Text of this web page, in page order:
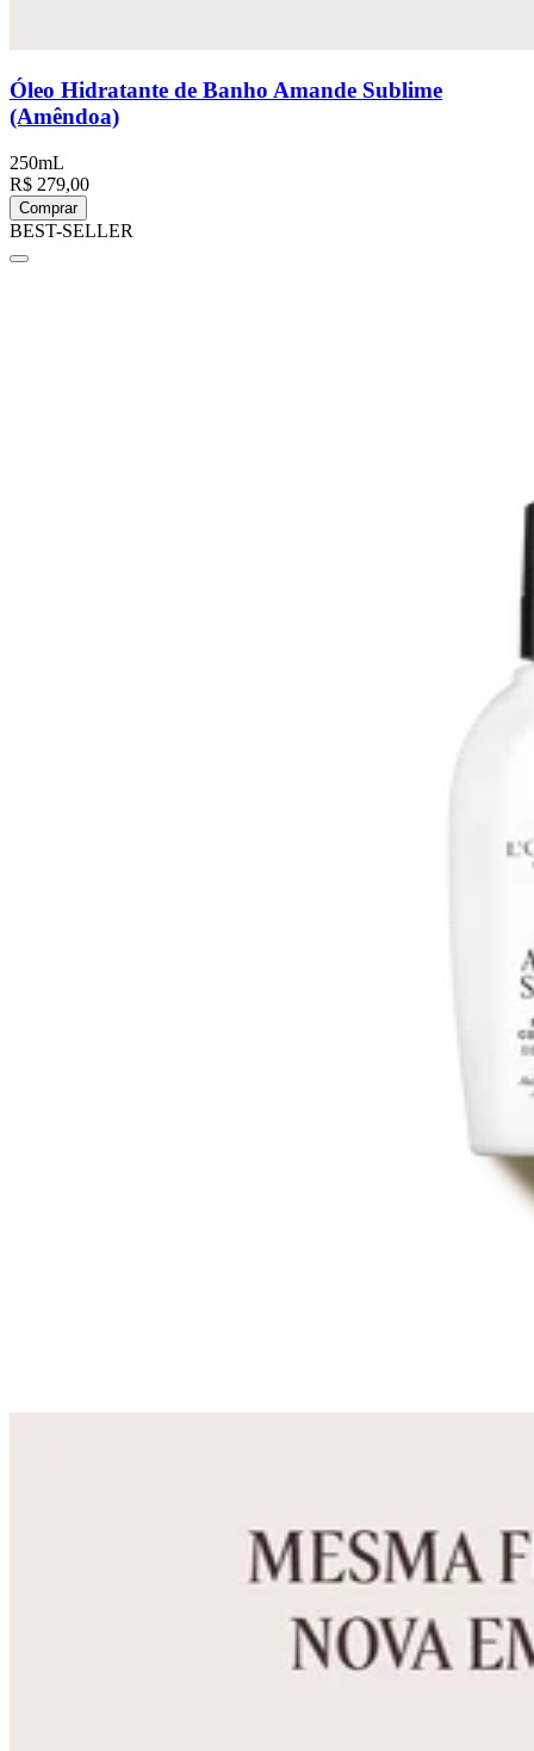
Óleo Hidratante de Banho Amande Sublime
(Amêndoa)
250mL
R$ 279,00
Comprar
BEST-SELLER